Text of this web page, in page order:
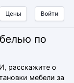
Цены Войти
по
расскажите о
мебели за